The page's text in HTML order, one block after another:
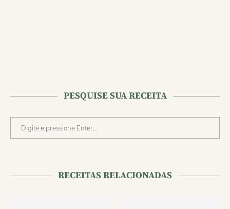
PESQUISE SUA RECEITA
RECEITAS RELACIONADAS